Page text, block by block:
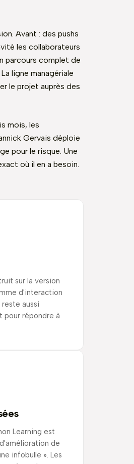
Avant : des pushs
les collaborateurs
parcours complet de
ligne managériale
le projet auprès des
mois, les
Gervais déploie
pour le risque. Une
où il en a besoin.
sur la version
d'interaction
aussi
pour répondre à
Learning est
de
infobulle ». Les